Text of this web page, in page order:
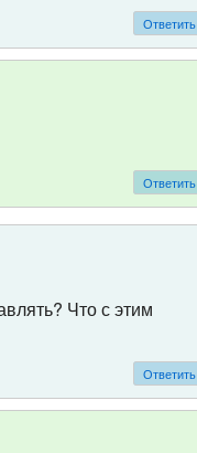
Ответить
Ответить
Что с этим
Ответить